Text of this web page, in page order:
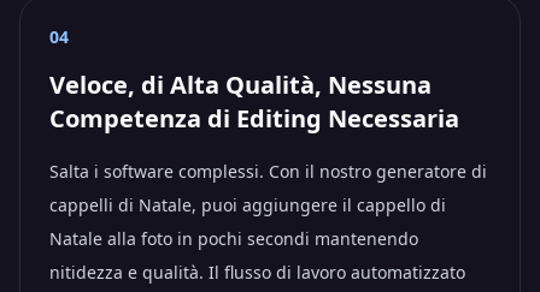
04
Veloce, di Alta Qualità, Nessuna
Competenza di Editing Necessaria
Salta i software complessi. Con il nostro generatore di
cappelli di Natale, puoi aggiungere il cappello di
Natale alla foto in pochi secondi mantenendo
nitidezza e qualità. Il flusso di lavoro automatizzato